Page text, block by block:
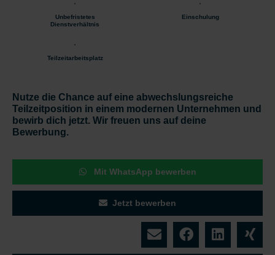
Unbefristetes
Dienstverhältnis
Einschulung
Teilzeitarbeitsplatz
Nutze die Chance auf eine abwechslungsreiche
Teilzeitposition in einem modernen Unternehmen und
bewirb dich jetzt. Wir freuen uns auf deine
Bewerbung.
Mit WhatsApp bewerben
Jetzt bewerben